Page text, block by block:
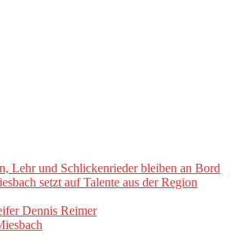
Lehr und Schlickenrieder bleiben an Bord
setzt auf Talente aus der Region
Dennis Reimer